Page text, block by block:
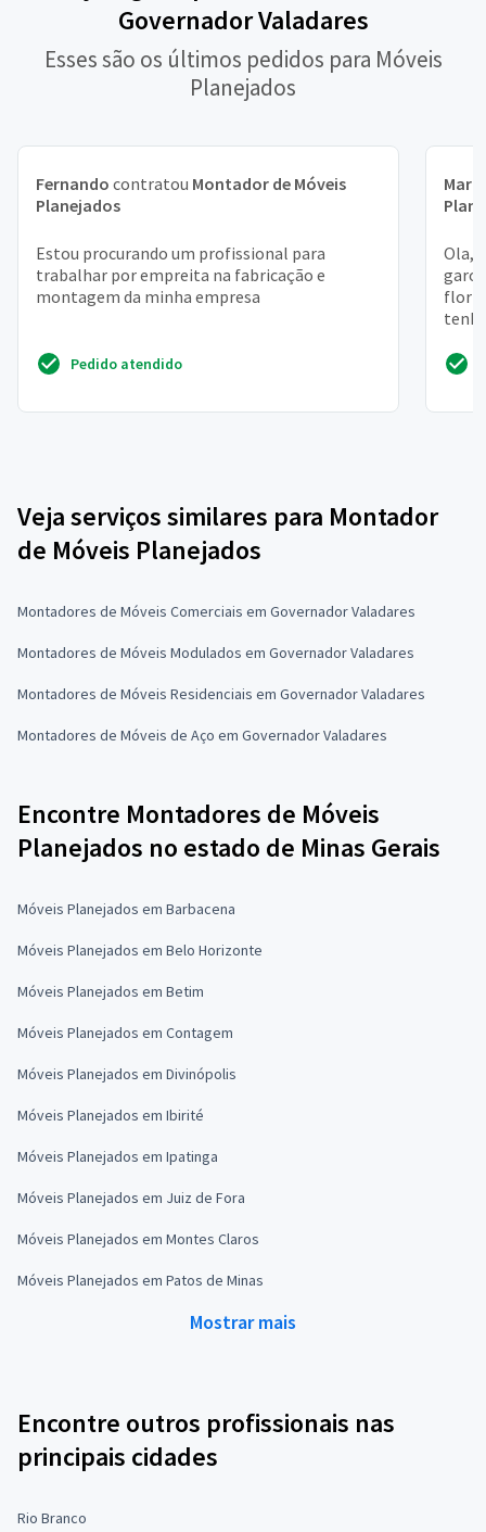
Governador Valadares
Esses são os últimos pedidos para Móveis
Planejados
Fernando contratou Montador de Móveis
Planejados
Estou procurando um profissional para
trabalhar por empreita na fabricação e
montagem da minha empresa
Pedido atendido
Ola,
Veja serviços similares para Montador
de Móveis Planejados
Montadores de Móveis Comerciais em Governador Valadares
Montadores de Móveis Modulados em Governador Valadares
Montadores de Móveis Residenciais em Governador Valadares
Montadores de Móveis de Aço em Governador Valadares
Encontre Montadores de Móveis
Planejados no estado de Minas Gerais
Móveis Planejados em Barbacena
Móveis Planejados em Belo Horizonte
Móveis Planejados em Betim
Móveis Planejados em Contagem
Móveis Planejados em Divinópolis
Móveis Planejados em Ibirité
Móveis Planejados em Ipatinga
Móveis Planejados em Juiz de Fora
Móveis Planejados em Montes Claros
Móveis Planejados em Patos de Minas
Mostrar mais
Encontre outros profissionais nas
principais cidades
Rio Branco